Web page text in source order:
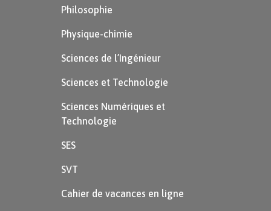
Philosophie
Physique-chimie
Sciences de l’Ingénieur
Sciences et Technologie
Sciences Numériques et
Technologie
SES
SVT
Cahier de vacances en ligne